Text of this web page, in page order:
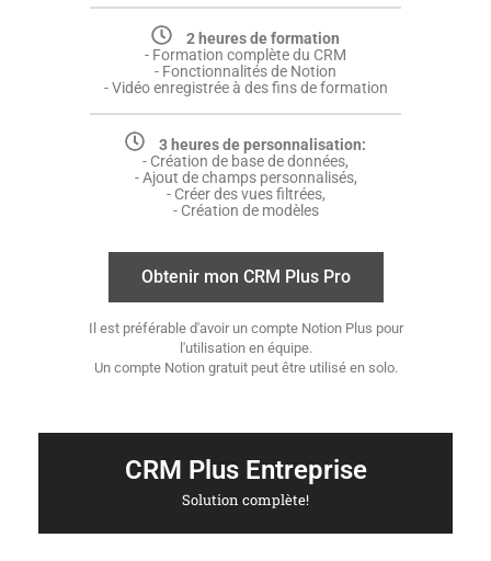
2 heures de formation
- Formation complète du CRM
- Fonctionnalités de Notion
- Vidéo enregistrée à des fins de formation
3 heures de personnalisation:
- Création de base de données,
- Ajout de champs personnalisés,
- Créer des vues filtrées,
- Création de modèles
Obtenir mon CRM Plus Pro
Il est préférable d'avoir un compte Notion Plus pour
l'utilisation en équipe.
Un compte Notion gratuit peut être utilisé en solo.
CRM Plus Entreprise
Solution complète!